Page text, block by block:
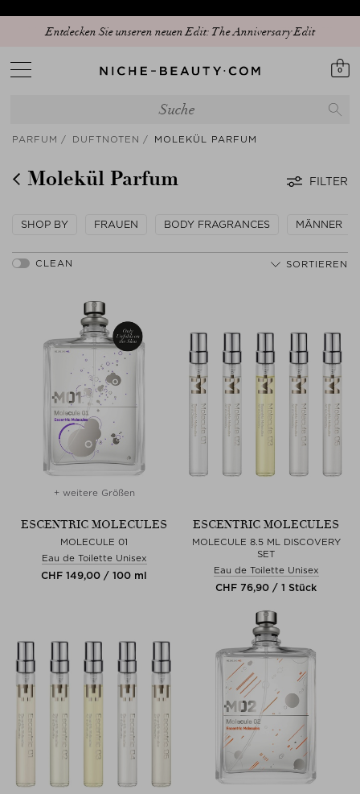
Entdecken Sie unseren neuen Edit: The Anniversary Edit
0
PARFUM DUFTNOTEN MOLEKÜL PARFUM
Molekül Parfum FILTER
SHOP BY FRAUEN BODY FRAGRANCES MÄNNER
SORTIEREN
+ weitere Größen
ESCENTRIC MOLECULES
MOLECULE 01
Eau de Toilette Unisex
CHF 149,00 / 100 ml
ESCENTRIC MOLECULES
MOLECULE 8.5 ML DISCOVERY
SET
Eau de Toilette Unisex
CHF 76,90 / 1 Stück